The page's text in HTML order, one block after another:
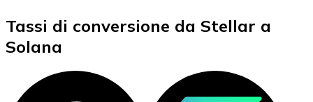
Tassi di conversione da Stellar a
Solana